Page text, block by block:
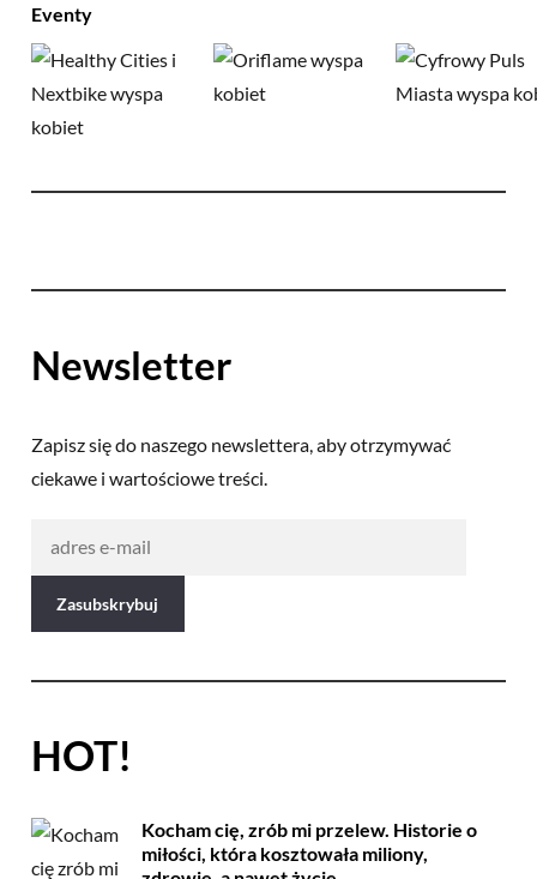
Eventy
Newsletter
Zapisz się do naszego newslettera, aby otrzymywać
ciekawe i wartościowe treści.
HOT!
Kocham cię, zrób mi przelew. Historie o
miłości, która kosztowała miliony,